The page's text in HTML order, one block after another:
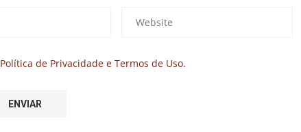
Política de Privacidade e Termos de Uso.